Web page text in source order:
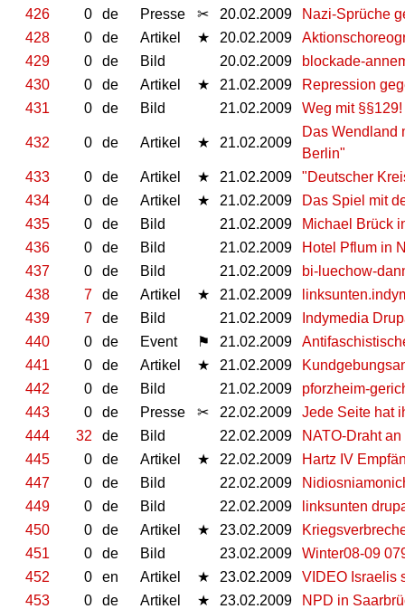
426
0 de Presse ✂ 20.02.2009
Nazi-Sprüche
428
0 de Artikel ★ 20.02.2009
429
0 de Bild 20.02.2009
blockade-
430
0 de Artikel ★ 21.02.2009
Repression
431
0 de Bild 21.02.2009 Weg mit §§129!
432 0 de Artikel ★ 21.02.2009
Das Wendland
Berlin"
433
0 de Artikel ★ 21.02.2009
"Deutscher
434
0 de Artikel ★ 21.02.2009
Das Spiel mit
435
0 de Bild 21.02.2009
Michael Brück
436
0 de Bild 21.02.2009
Hotel Pflum in
437
0 de Bild 21.02.2009
bi-luechow-
438
7 de Artikel ★ 21.02.2009
439
7 de Bild 21.02.2009
Indymedia
440
0 de Event ⚑ 21.02.2009
441
0 de Artikel ★ 21.02.2009
442
0 de Bild 21.02.2009
pforzheim-
443
0 de Presse ✂ 22.02.2009
Jede Seite hat
444
32 de Bild 22.02.2009
NATO-Draht
445
0 de Artikel ★ 22.02.2009
Hartz IV
447
0 de Bild 22.02.2009
449
0 de Bild 22.02.2009
linksunten
450
0 de Artikel ★ 23.02.2009
451
0 de Bild 23.02.2009
Winter08-09
452
0 en Artikel ★ 23.02.2009
VIDEO Israelis
453
0 de Artikel ★ 23.02.2009 NPD in